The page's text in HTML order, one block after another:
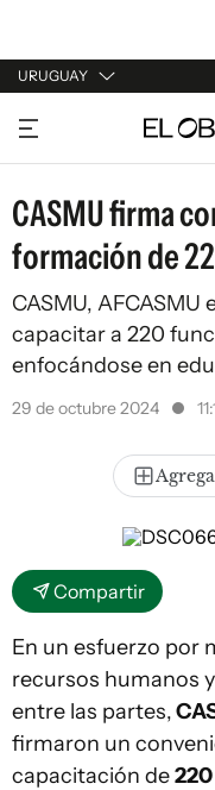
URUGUAY
URUGUAY
ARGENTINA
ESPAÑA
ESTADOS UNIDOS
CASMU firma
formación de
CASMU,
capacitar a 220
enfocándose en
29 de octubre 2024
Compartir
En un esfuerzo por
recursos humanos
entre las partes,
firmaron un
capacitación de